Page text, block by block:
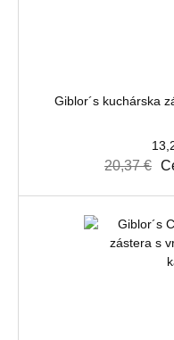
Giblor´s kuchárska
20,37 €